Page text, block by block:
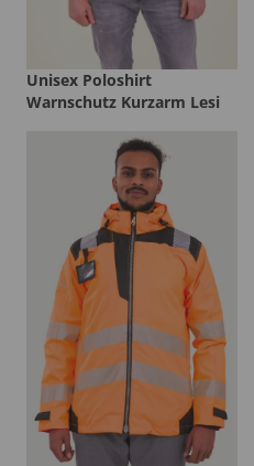
Unisex Poloshirt
Warnschutz Kurzarm Lesi